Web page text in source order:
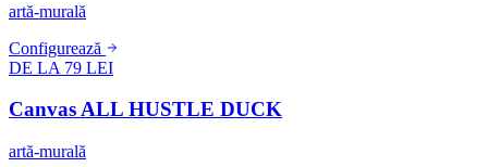
artă-murală
Configurează
DE LA 79 LEI
Canvas ALL HUSTLE DUCK
artă-murală